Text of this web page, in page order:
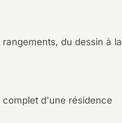
du dessin à la
d'une résidence